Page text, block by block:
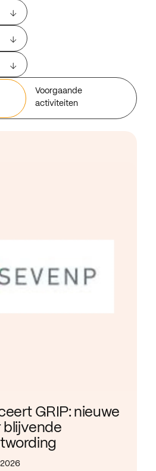
Voorgaande
activiteiten
GRIP: nieuwe
blijvende